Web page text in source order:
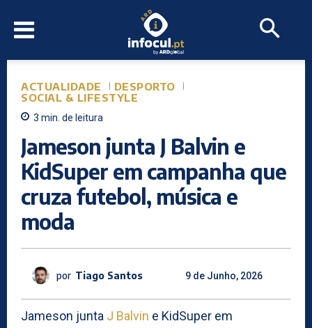
ACTUALIDADE
DESPORTO
SOCIAL & LIFESTYLE
3 min. de leitura
Jameson junta J Balvin e
KidSuper em campanha que
cruza futebol, música e
moda
por Tiago Santos 9 de Junho, 2026
Jameson junta J Balvin e KidSuper em